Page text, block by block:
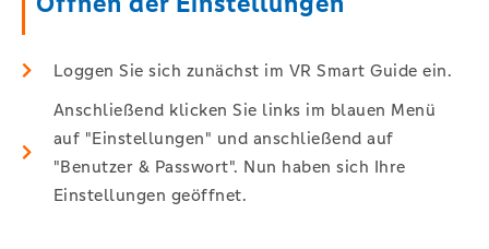
Loggen Sie sich zunächst im VR Smart Guide ein.
Anschließend klicken Sie links im blauen Menü
auf "Einstellungen" und anschließend auf
"Benutzer & Passwort". Nun haben sich Ihre
Einstellungen geöffnet.